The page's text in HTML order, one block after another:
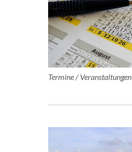
Termine / Veranstaltungen